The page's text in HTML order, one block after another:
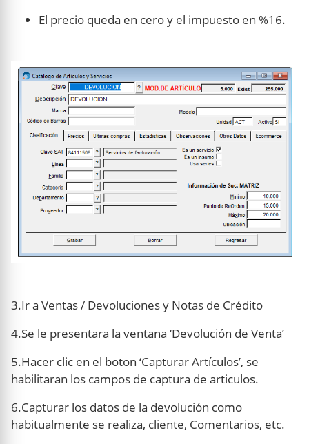
El precio queda en cero y el impuesto en %16.
3.Ir a Ventas / Devoluciones y Notas de Crédito
4.Se le presentara la ventana ‘Devolución de Venta’
5.Hacer clic en el boton ‘Capturar Artículos’, se
habilitaran los campos de captura de articulos.
6.Capturar los datos de la devolución como
habitualmente se realiza, cliente, Comentarios, etc.